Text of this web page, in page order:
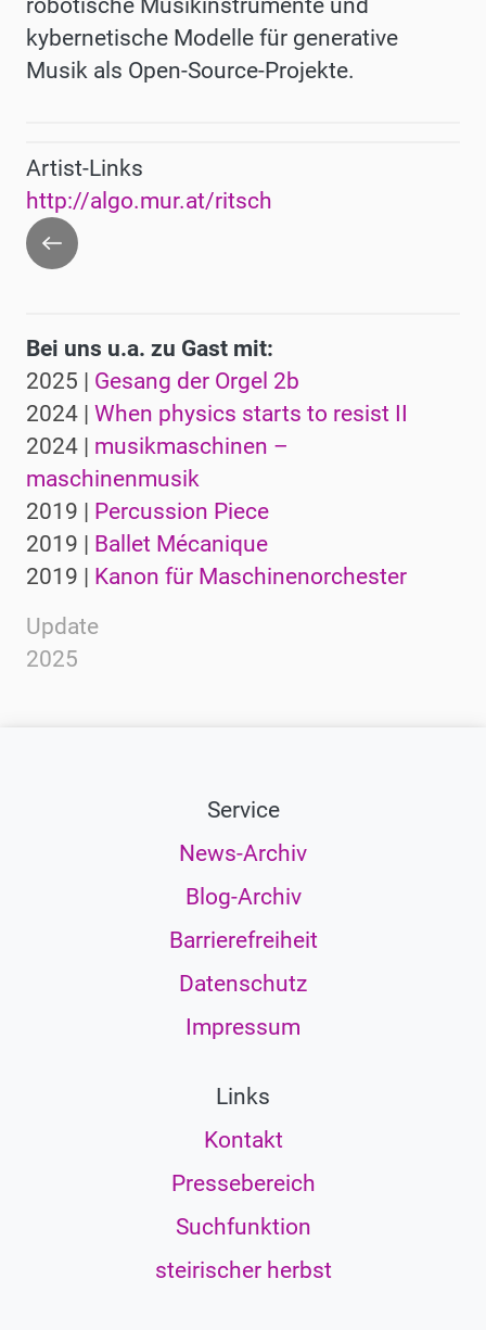
kybernetische Modelle für generative
Musik als Open-Source-Projekte.
Artist-Links
http://algo.mur.at/ritsch
Zurück
Bei uns u.a. zu Gast mit:
2025 | Gesang der Orgel 2b
2024 | When physics starts to resist II
2024 | musikmaschinen –
maschinenmusik
2019 | Percussion Piece
2019 | Ballet Mécanique
2019 | Kanon für Maschinenorchester
Update
2025
Service
News-Archiv
Blog-Archiv
Barrierefreiheit
Datenschutz
Impressum
Links
Kontakt
Pressebereich
Suchfunktion
steirischer herbst